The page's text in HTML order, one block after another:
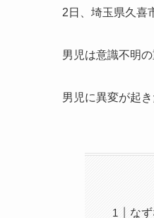
2日、埼玉県久喜
男児は意識不明の
男児に異変が起
な